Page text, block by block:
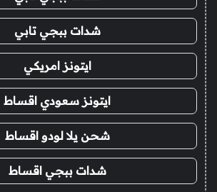
شدات ببجي تابي
ايتونز امريكي
ايتونز سعودي اقساط
شحن يلا لودو اقساط
شدات ببجي اقساط